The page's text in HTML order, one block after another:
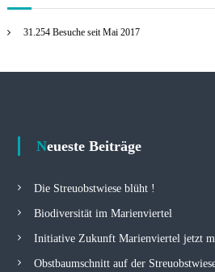
31.254 Besuche seit Mai 2017
Neueste Beiträge
Die Streuobstwiese blüht !
Biodiversität im Marienviertel
Initiative Zukunft Marienviertel jetzt
Obstbaumschnitt auf der